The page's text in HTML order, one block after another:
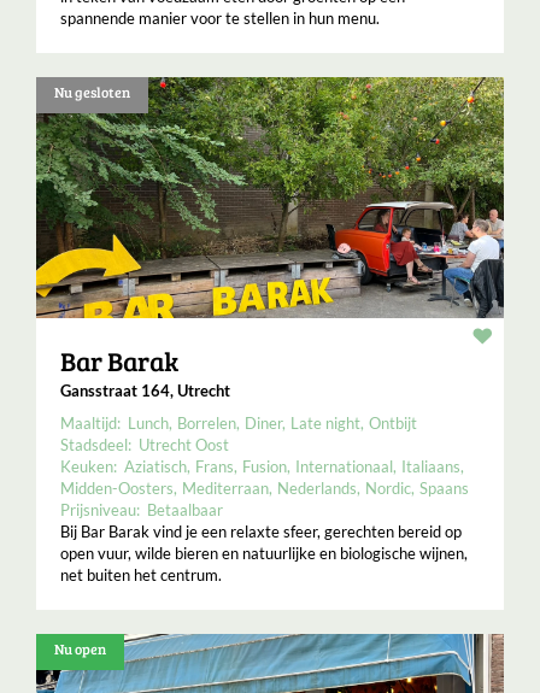
spannende manier voor te stellen in hun menu.
Nu gesloten
Bar Barak
Gansstraat 164, Utrecht
Maaltijd: Lunch Borrelen Diner Late night Ontbijt
Stadsdeel: Utrecht Oost
Keuken: Aziatisch Frans Fusion Internationaal Italiaans
Midden-Oosters Mediterraan Nederlands Nordic Spaans
Prijsniveau: Betaalbaar
Bij Bar Barak vind je een relaxte sfeer, gerechten bereid op
open vuur, wilde bieren en natuurlijke en biologische wijnen,
net buiten het centrum.
Nu open